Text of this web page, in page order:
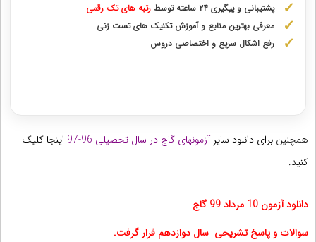
پشتیبانی و پیگیری ۲۴ ساعته توسط
رتبه‌ های تک رقمی
معرفی بهترین منابع و آموزش تکنیک های تست زنی
رفع اشکال سریع و اختصاصی دروس
همچنین برای دانلود سایر آزمونهای گاج در سال تحصیلی 96-97 اینجا کلیک
کنید.
دانلود آزمون 10 مرداد 99 گاج
سوالات و پاسخ تشریحی سال دوازدهم قرار گرفت.